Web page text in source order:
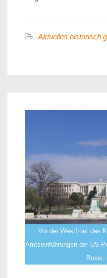
Aktuelles historisch
Vor der Westfront des
Amtseinführungen der US-
Bossi,